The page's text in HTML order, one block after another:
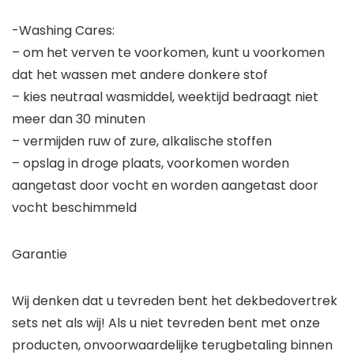
-Washing Cares:
– om het verven te voorkomen, kunt u voorkomen
dat het wassen met andere donkere stof
– kies neutraal wasmiddel, weektijd bedraagt ​​niet
meer dan 30 minuten
– vermijden ruw of zure, alkalische stoffen
– opslag in droge plaats, voorkomen worden
aangetast door vocht en worden aangetast door
vocht beschimmeld
Garantie
Wij denken dat u tevreden bent het dekbedovertrek
sets net als wij! Als u niet tevreden bent met onze
producten, onvoorwaardelijke terugbetaling binnen